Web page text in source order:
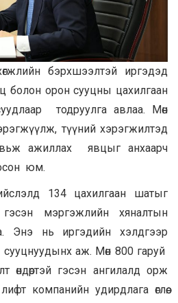
бэрхшээлтэй иргэдэд
болон орон сууцны цахилгаан
тодруулга авлаа. Мөн
түүний хэрэгжилтэд
ажиллах явцыг анхаарч
юм.
134 цахилгаан шатыг
мэргэжлийн хяналтын
Энэ нь иргэдийн хэлдгээр
аж. Мөн 800 гаруй
өндөртэй гэсэн ангилалд орж
компанийн удирдлага өглөө.